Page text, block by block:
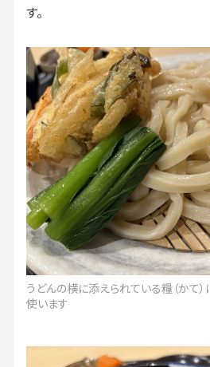
す。
うどんの横に添えられている糧（かて
使います